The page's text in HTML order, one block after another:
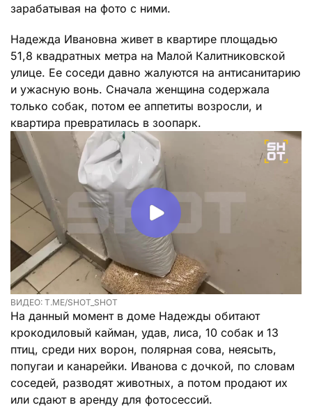
зарабатывая на фото с ними.
Надежда Ивановна живет в квартире площадью
51,8 квадратных метра на Малой Калитниковской
улице. Ее соседи давно жалуются на антисанитарию
и ужасную вонь. Сначала женщина содержала
только собак, потом ее аппетиты возросли, и
квартира превратилась в зоопарк.
ВИДЕО: T.ME/SHOT_SHOT
На данный момент в доме Надежды обитают
крокодиловый кайман, удав, лиса, 10 собак и 13
птиц, среди них ворон, полярная сова, неясыть,
попугаи и канарейки. Иванова с дочкой, по словам
соседей, разводят животных, а потом продают их
или сдают в аренду для фотосессий.